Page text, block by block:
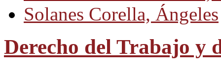
Solanes Corella, Ángeles
Derecho del Trabajo y